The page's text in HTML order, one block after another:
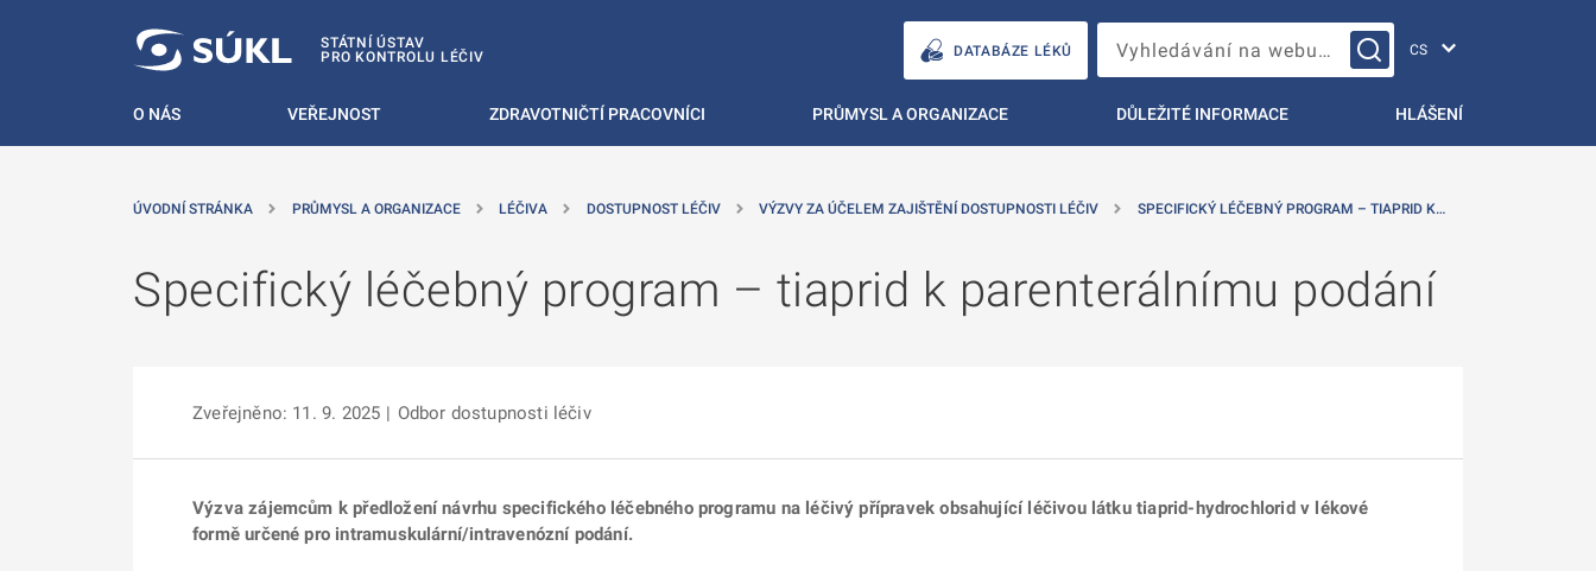
STÁTNÍ ÚSTAV
PRO KONTROLU LÉČIV
DATABÁZE LÉKŮ Vyhledávání na webu…
O NÁS VEŘEJNOST ZDRAVOTNIČTÍ PRACOVNÍCI PRŮMYSL A ORGANIZACE DŮLEŽITÉ INFORMACE HLÁŠENÍ
ÚVODNÍ STRÁNKA PRŮMYSL A ORGANIZACE LÉČIVA DOSTUPNOST LÉČIV VÝZVY ZA ÚČELEM ZAJIŠTĚNÍ DOSTUPNOSTI LÉČIV SPECIFICKÝ LÉČEBNÝ PROGRAM – TIAPRID K…
Specifický léčebný program – tiaprid k parenterálnímu podání
Zveřejněno: 11. 9. 2025 | Odbor dostupnosti léčiv
Výzva zájemcům k předložení návrhu specifického léčebného programu na léčivý přípravek obsahující léčivou látku tiaprid-hydrochlorid v lékové
formě určené pro intramuskulární/intravenózní podání.